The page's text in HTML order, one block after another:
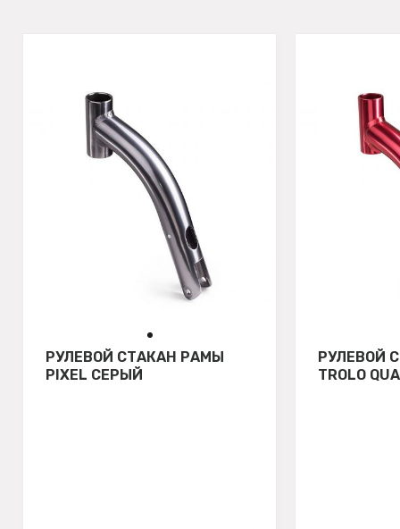
РУЛЕВОЙ СТАКАН РАМЫ
PIXEL СЕРЫЙ
РУЛЕВОЙ
TROLO